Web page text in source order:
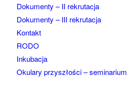
Dokumenty – II rekrutacja
Dokumenty – III rekrutacja
Kontakt
RODO
Inkubacja
Okulary przyszłości – seminarium